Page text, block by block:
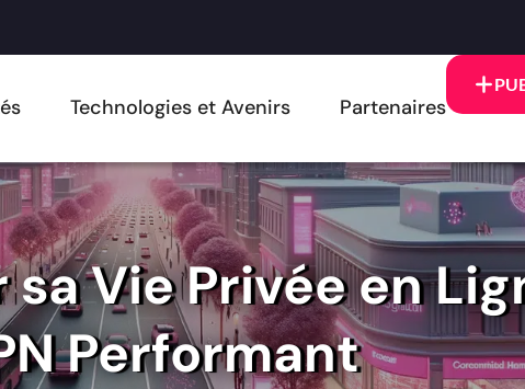
Technologies et Avenirs Partenaires
Vie Privée en
Performant